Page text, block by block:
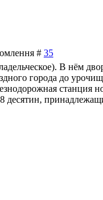
# 35
В нём
города до
станция
десятин,